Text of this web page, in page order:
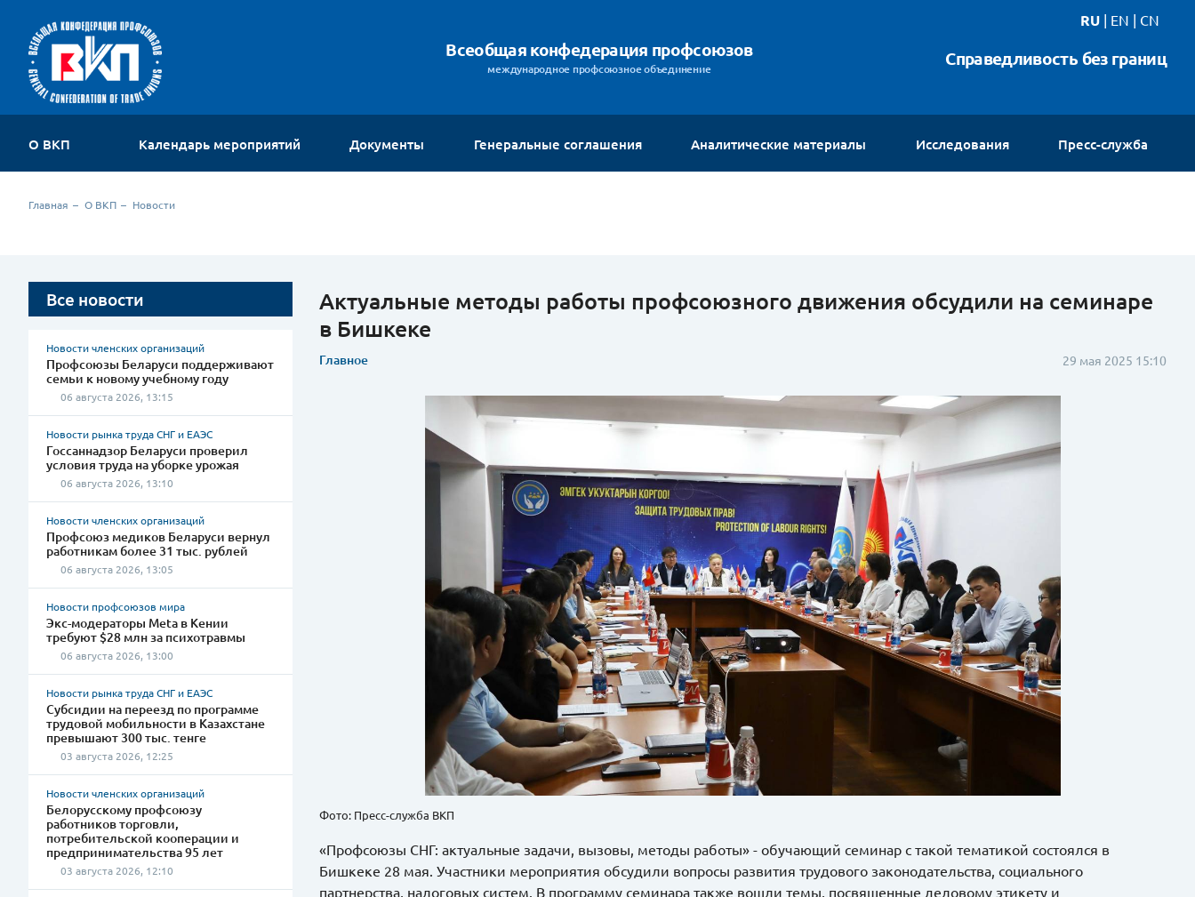
Всеобщая конфедерация профсоюзов
международное профсоюзное объединение Справедливость без границ
RU | EN | CN
О ВКП
Устав
Комиссии ВКП
Молодежный совет
Календарь мероприятий Документы Генеральные соглашения Аналитические материалы Исследования Пресс-служба
Главная О ВКП Новости
Все новости
Новости членских организаций
Профсоюзы Беларуси поддерживают
семьи к новому учебному году
06 августа 2026, 13:15
Новости рынка труда СНГ и ЕАЭС
Госсаннадзор Беларуси проверил
условия труда на уборке урожая
06 августа 2026, 13:10
Новости членских организаций
Профсоюз медиков Беларуси вернул
работникам более 31 тыс. рублей
06 августа 2026, 13:05
Новости профсоюзов мира
Экс-модераторы Meta в Кении
требуют $28 млн за психотравмы
06 августа 2026, 13:00
Новости рынка труда СНГ и ЕАЭС
Субсидии на переезд по программе
трудовой мобильности в Казахстане
превышают 300 тыс. тенге
03 августа 2026, 12:25
Новости членских организаций
Белорусскому профсоюзу
работников торговли,
потребительской кооперации и
предпринимательства 95 лет
03 августа 2026, 12:10
Актуальные методы работы профсоюзного движения обсудили на семинаре
в Бишкеке
Главное 29 мая 2025 15:10
Фото: Пресс-служба ВКП
«Профсоюзы СНГ: актуальные задачи, вызовы, методы работы» - обучающий семинар с такой тематикой состоялся в
Бишкеке 28 мая. Участники мероприятия обсудили вопросы развития трудового законодательства, социального
партнерства, налоговых систем. В программу семинара также вошли темы, посвященные деловому этикету и